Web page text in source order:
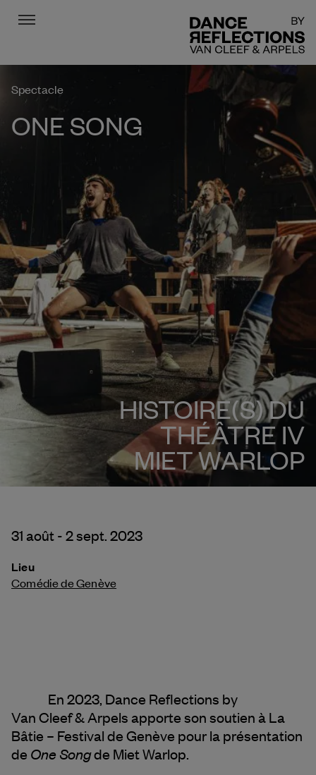
Menu
Spectacle
ONE SONG
HISTOIRE(S) DU
THÉÂTRE IV
MIET WARLOP
31 août - 2 sept. 2023
Lieu
Comédie de Genève
En 2023, Dance Reflections by
Van Cleef & Arpels apporte son soutien à La
Bâtie – Festival de Genève pour la présentation
de One Songde Miet Warlop.